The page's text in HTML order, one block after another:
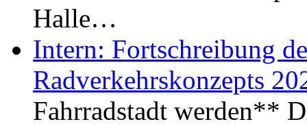
Halle…
Intern: Fortschreibung
Radverkehrskonzepts
Fahrradstadt werden**